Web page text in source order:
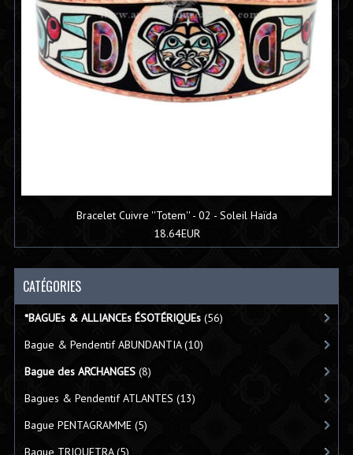
Bracelet Cuivre ''Totem'' - 02 - Soleil Haïda
18.64EUR
CATÉGORIES
*BAGUEs & ALLIANCEs ÉSOTÉRIQUEs(56)
Bague & Pendentif ABUNDANTIA(10)
Bague des ARCHANGES(8)
Bagues & Pendentif ATLANTES (13)
Bague PENTAGRAMME(5)
Bague TRIQUETRA(5)